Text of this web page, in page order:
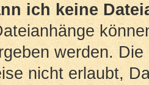
ich keine
werden.
nicht erlaubt,